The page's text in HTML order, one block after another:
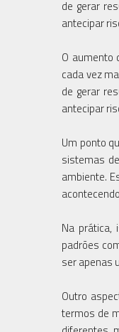
de gerar
antecipar
O aumento
cada vez
de gerar
antecipar
Um ponto
sistemas
ambiente.
Na prática,
padrões
ser apenas
Outro
termos de